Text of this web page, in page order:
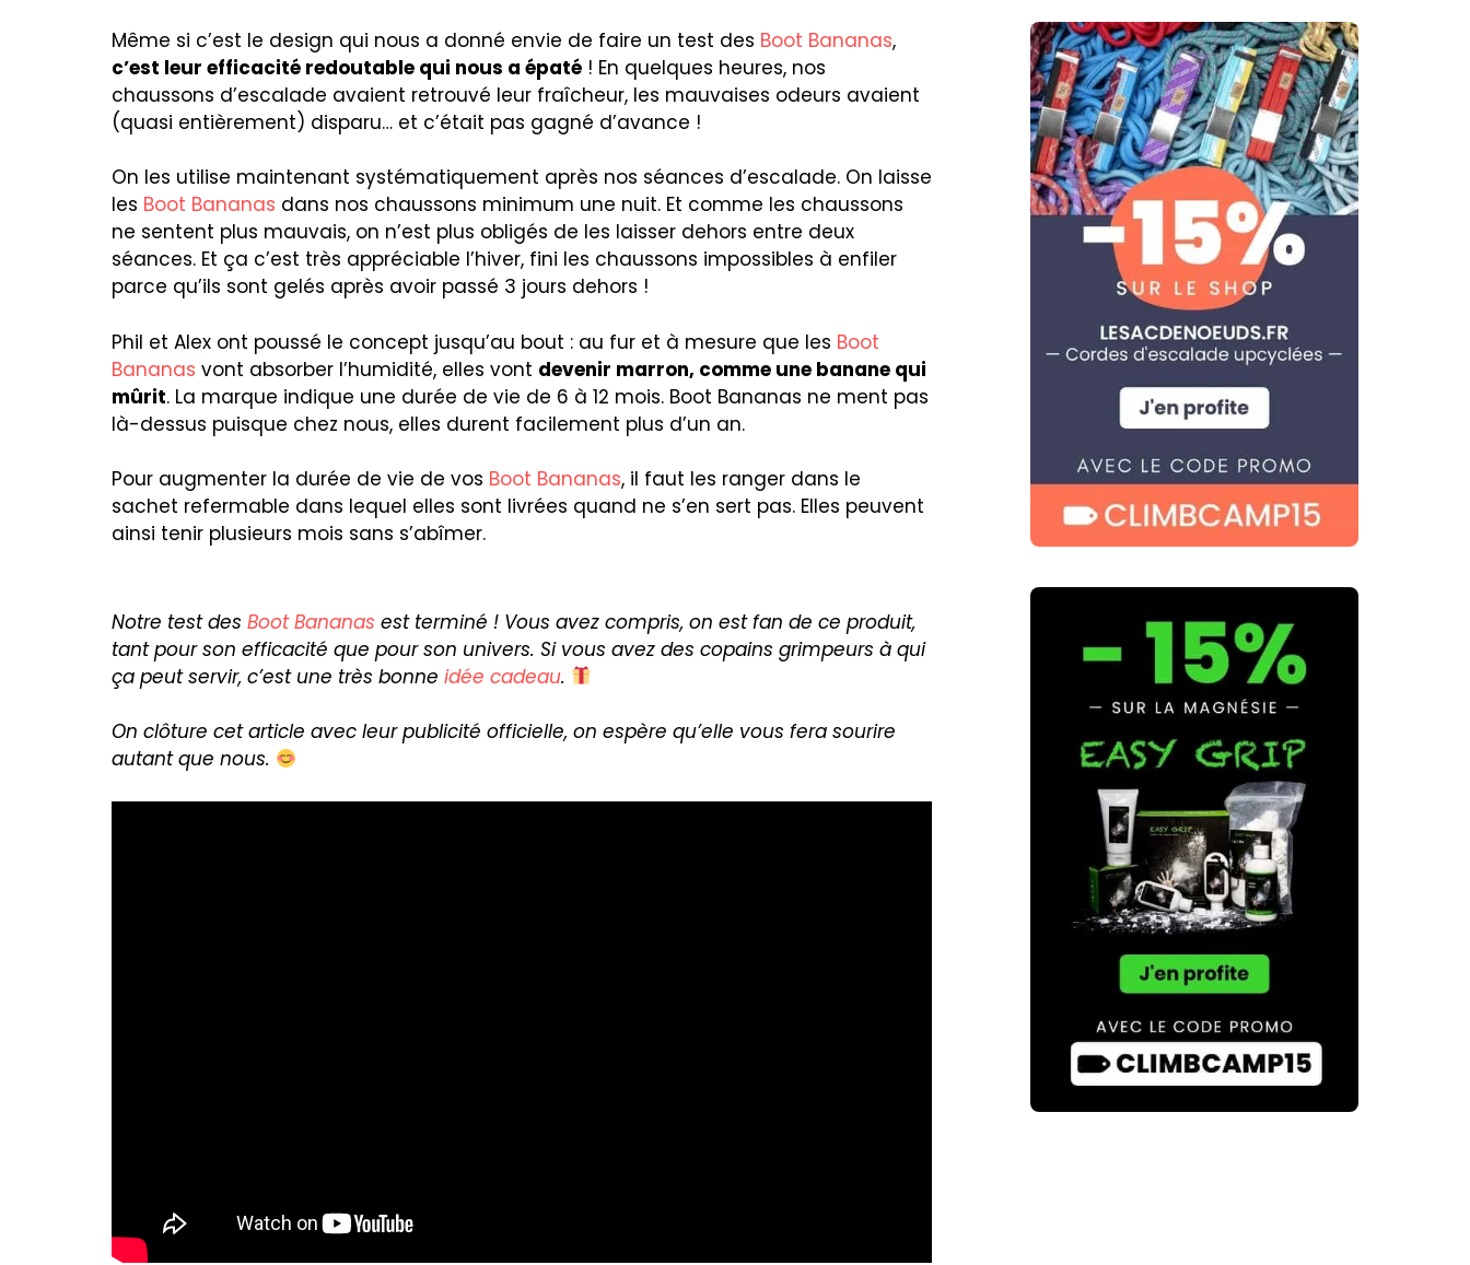
Même si c’est le design qui nous a donné envie de faire un test des Boot Bananas,
c’est leur efficacité redoutable qui nous a épaté ! En quelques heures, nos
chaussons d’escalade avaient retrouvé leur fraîcheur, les mauvaises odeurs avaient
(quasi entièrement) disparu… et c’était pas gagné d’avance !
On les utilise maintenant systématiquement après nos séances d’escalade. On laisse
les Boot Bananas dans nos chaussons minimum une nuit. Et comme les chaussons
ne sentent plus mauvais, on n’est plus obligés de les laisser dehors entre deux
séances. Et ça c’est très appréciable l’hiver, fini les chaussons impossibles à enfiler
parce qu’ils sont gelés après avoir passé 3 jours dehors !
Phil et Alex ont poussé le concept jusqu’au bout : au fur et à mesure que les Boot
Bananas vont absorber l’humidité, elles vont devenir marron, comme une banane qui
mûrit. La marque indique une durée de vie de 6 à 12 mois. Boot Bananas ne ment pas
là-dessus puisque chez nous, elles durent facilement plus d’un an.
Pour augmenter la durée de vie de vos Boot Bananas, il faut les ranger dans le
sachet refermable dans lequel elles sont livrées quand ne s’en sert pas. Elles peuvent
ainsi tenir plusieurs mois sans s’abîmer.
Notre test des Boot Bananas est terminé ! Vous avez compris, on est fan de ce produit,
tant pour son efficacité que pour son univers. Si vous avez des copains grimpeurs à qui
ça peut servir, c’est une très bonne idée cadeau.
On clôture cet article avec leur publicité officielle, on espère qu’elle vous fera sourire
autant que nous.